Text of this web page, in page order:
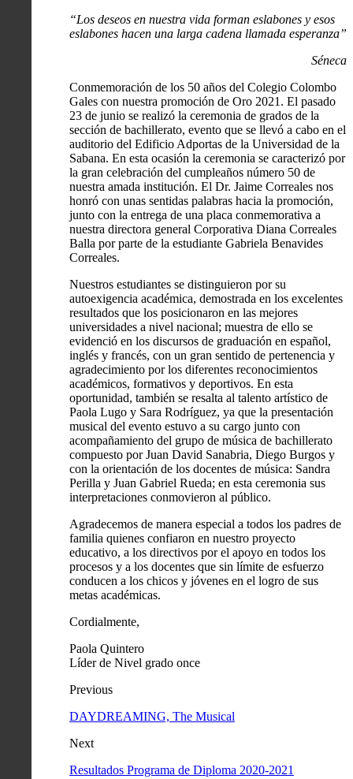
“Los deseos en nuestra vida forman eslabones y esos
eslabones hacen una larga cadena llamada esperanza”
Séneca
Conmemoración de los 50 años del Colegio Colombo
Gales con nuestra promoción de Oro 2021. El pasado
23 de junio se realizó la ceremonia de grados de la
sección de bachillerato, evento que se llevó a cabo en el
auditorio del Edificio Adportas de la Universidad de la
Sabana. En esta ocasión la ceremonia se caracterizó por
la gran celebración del cumpleaños número 50 de
nuestra amada institución. El Dr. Jaime Correales nos
honró con unas sentidas palabras hacia la promoción,
junto con la entrega de una placa conmemorativa a
nuestra directora general Corporativa Diana Correales
Balla por parte de la estudiante Gabriela Benavides
Correales.
Nuestros estudiantes se distinguieron por su
autoexigencia académica, demostrada en los excelentes
resultados que los posicionaron en las mejores
universidades a nivel nacional; muestra de ello se
evidenció en los discursos de graduación en español,
inglés y francés, con un gran sentido de pertenencia y
agradecimiento por los diferentes reconocimientos
académicos, formativos y deportivos. En esta
oportunidad, también se resalta al talento artístico de
Paola Lugo y Sara Rodríguez, ya que la presentación
musical del evento estuvo a su cargo junto con
acompañamiento del grupo de música de bachillerato
compuesto por Juan David Sanabria, Diego Burgos y
con la orientación de los docentes de música: Sandra
Perilla y Juan Gabriel Rueda; en esta ceremonia sus
interpretaciones conmovieron al público.
Agradecemos de manera especial a todos los padres de
familia quienes confiaron en nuestro proyecto
educativo, a los directivos por el apoyo en todos los
procesos y a los docentes que sin límite de esfuerzo
conducen a los chicos y jóvenes en el logro de sus
metas académicas.
Cordialmente,
Paola Quintero
Líder de Nivel grado once
Previous
DAYDREAMING, The Musical
Next
Resultados Programa de Diploma 2020-2021